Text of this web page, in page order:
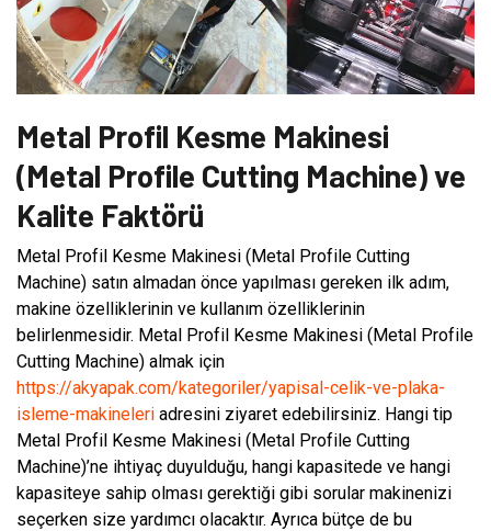
Metal Profil Kesme Makinesi
(Metal Profile Cutting Machine) ve
Kalite Faktörü
Metal Profil Kesme Makinesi (Metal Profile Cutting
Machine) satın almadan önce yapılması gereken ilk adım,
makine özelliklerinin ve kullanım özelliklerinin
belirlenmesidir. Metal Profil Kesme Makinesi (Metal Profile
Cutting Machine) almak için
https://akyapak.com/kategoriler/yapisal-celik-ve-plaka-
isleme-makineleri adresini ziyaret edebilirsiniz. Hangi tip
Metal Profil Kesme Makinesi (Metal Profile Cutting
Machine)’ne ihtiyaç duyulduğu, hangi kapasitede ve hangi
kapasiteye sahip olması gerektiği gibi sorular makinenizi
seçerken size yardımcı olacaktır. Ayrıca bütçe de bu